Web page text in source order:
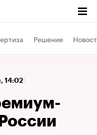
Решение
14:02